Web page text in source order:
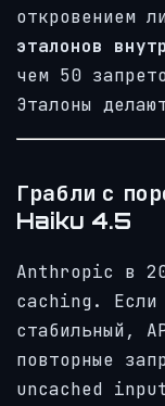
откровением
эталонов
чем 50
Эталоны
Грабли с
Haiku 4.5
Anthropic в
caching. Если
стабильный,
повторные
uncached